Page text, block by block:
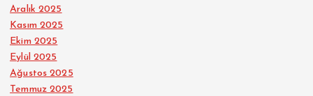
Aralık 2025
Kasım 2025
Ekim 2025
Eylül 2025
Ağustos 2025
Temmuz 2025